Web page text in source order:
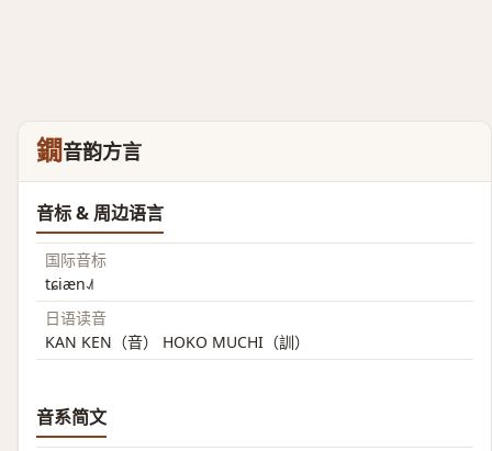
鐗音韵方言
音标 & 周边语言
国际音标
tɕiæn˨˩˦
日语读音
KAN KEN（音） HOKO MUCHI（訓）
音系简文